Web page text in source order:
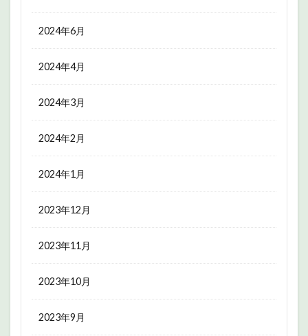
2024年6月
2024年4月
2024年3月
2024年2月
2024年1月
2023年12月
2023年11月
2023年10月
2023年9月